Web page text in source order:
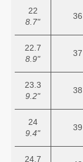
22
8.7"
36
22.7
8.9"
37
23.3
9.2"
38
24
9.4"
39
24.7